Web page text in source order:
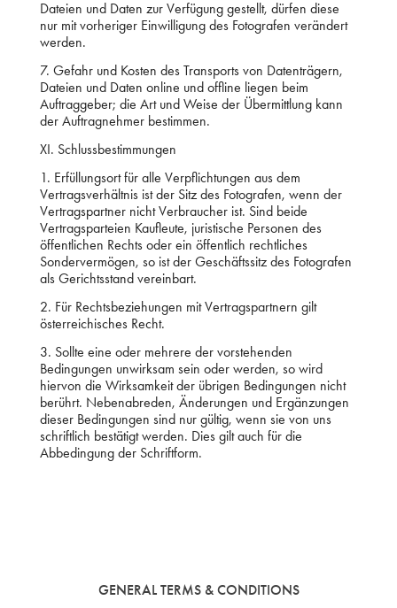
Dateien und Daten zur Verfügung gestellt, dürfen diese
nur mit vorheriger Einwilligung des Fotografen verändert
werden.
7. Gefahr und Kosten des Transports von Datenträgern,
Dateien und Daten online und offline liegen beim
Auftraggeber; die Art und Weise der Übermittlung kann
der Auftragnehmer bestimmen.
XI. Schlussbestimmungen
1. Erfüllungsort für alle Verpflichtungen aus dem
Vertragsverhältnis ist der Sitz des Fotografen, wenn der
Vertragspartner nicht Verbraucher ist. Sind beide
Vertragsparteien Kaufleute, juristische Personen des
öffentlichen Rechts oder ein öffentlich rechtliches
Sondervermögen, so ist der Geschäftssitz des Fotografen
als Gerichtsstand vereinbart.
2. Für Rechtsbeziehungen mit Vertragspartnern gilt
österreichisches Recht.
3. Sollte eine oder mehrere der vorstehenden
Bedingungen unwirksam sein oder werden, so wird
hiervon die Wirksamkeit der übrigen Bedingungen nicht
berührt. Nebenabreden, Änderungen und Ergänzungen
dieser Bedingungen sind nur gültig, wenn sie von uns
schriftlich bestätigt werden. Dies gilt auch für die
Abbedingung der Schriftform.
GENERAL TERMS & CONDITIONS